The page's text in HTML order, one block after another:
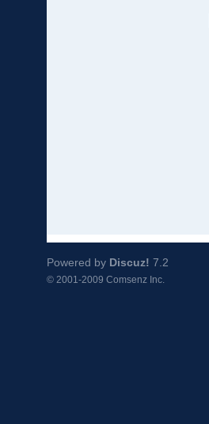
Powered by Discuz! 7.2
© 2001-2009 Comsenz Inc.